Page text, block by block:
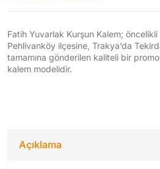
Fatih Yuvarlak Kurşun Kalem; öncelikli
Pehlivanköy ilçesine, Trakya’da
tamamına gönderilen kaliteli bir
kalem modelidir.
Açıklama